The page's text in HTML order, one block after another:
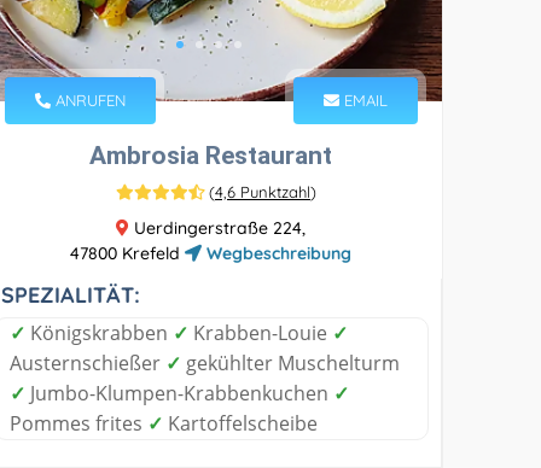
ANRUFEN EMAIL
Ambrosia Restaurant
(4,6 Punktzahl)
Uerdingerstraße 224,
47800 Krefeld
Wegbeschreibung
SPEZIALITÄT:
✓ Königskrabben ✓ Krabben-Louie ✓
Austernschießer ✓ gekühlter Muschelturm
✓ Jumbo-Klumpen-Krabbenkuchen ✓
Pommes frites ✓ Kartoffelscheibe